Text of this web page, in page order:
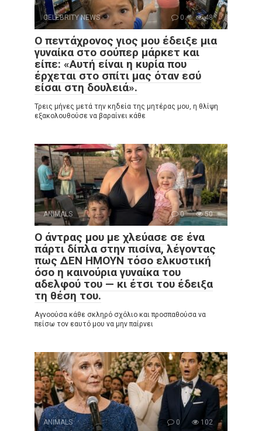
CELEBRITY NEWS 0 48
Ο πεντάχρονος γιος μου έδειξε μια
γυναίκα στο σούπερ μάρκετ και
είπε: «Αυτή είναι η κυρία που
έρχεται στο σπίτι μας όταν εσύ
είσαι στη δουλειά».
Τρεις μήνες μετά την κηδεία της μητέρας μου, η θλίψη
εξακολουθούσε να βαραίνει κάθε
ANIMALS 0 50
Ο άντρας μου με χλεύασε σε ένα
πάρτι δίπλα στην πισίνα, λέγοντας
πως ΔΕΝ ΗΜΟΥΝ τόσο ελκυστική
όσο η καινούρια γυναίκα του
αδελφού του — κι έτσι του έδειξα
τη θέση του.
Αγνοούσα κάθε σκληρό σχόλιο και προσπαθούσα να
πείσω τον εαυτό μου να μην παίρνει
ANIMALS 0 102